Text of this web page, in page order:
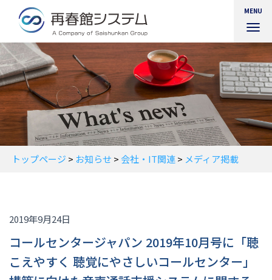
MENU
ビ
ゲ
ー
シ
ョ
ン
を
切
り
トップページ > お知らせ > 会社・IT関連> メディア掲載
2019年9月24日
コールセンタージャパン 2019年10月号に「聴
こえやすく 聴覚にやさしいコールセンター」